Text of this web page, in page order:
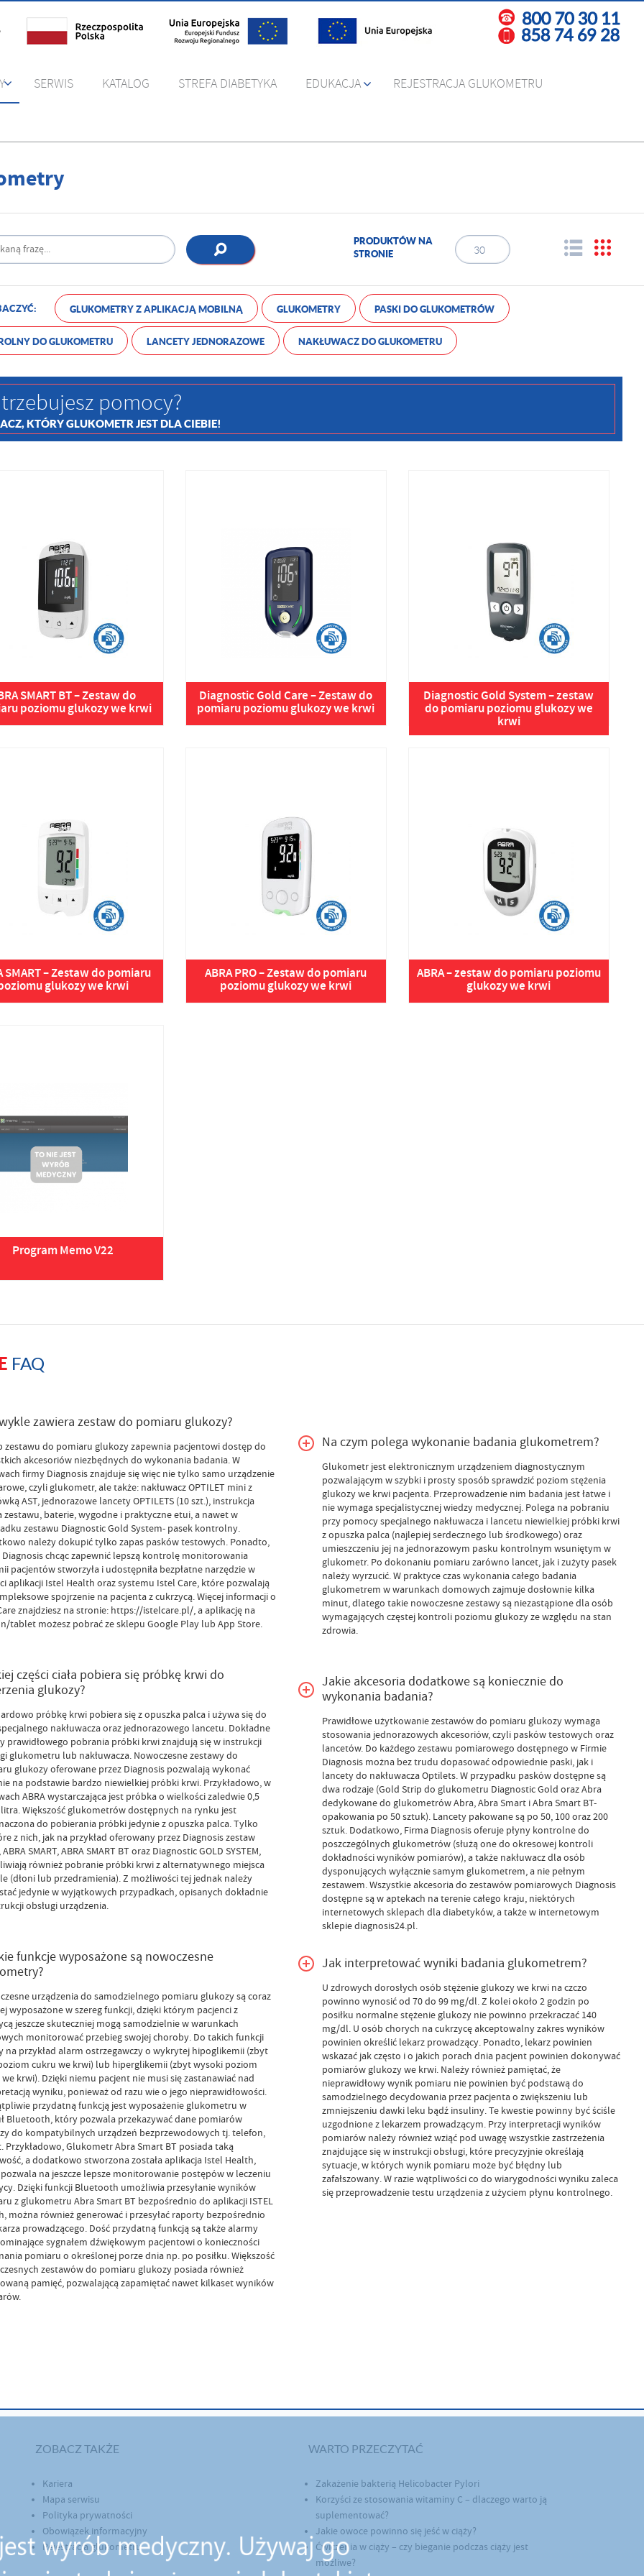
SERWIS KATALOG STREFA DIABETYKA EDUKACJA REJESTRACJA GLUKOMETRU
PRODUKTÓW NA
STRONIE
30
6
9
GLUKOMETRY Z APLIKACJĄ MOBILNĄ GLUKOMETRY PASKI DO GLUKOMETRÓW
DO GLUKOMETRU LANCETY JEDNORAZOWE NAKŁUWACZ DO GLUKOMETRU
pomocy?
KTÓRY GLUKOMETR JEST DLA CIEBIE!
SMART BT – Zestaw do
poziomu glukozy we krwi
Diagnostic Gold Care – Zestaw do
pomiaru poziomu glukozy we krwi
Diagnostic Gold System – zestaw
do pomiaru poziomu glukozy we
krwi
SMART – Zestaw do pomiaru
glukozy we krwi
ABRA PRO – Zestaw do pomiaru
poziomu glukozy we krwi
ABRA – zestaw do pomiaru poziomu
glukozy we krwi
Program Memo V22
FAQ
zawiera zestaw do pomiaru glukozy?
zestawu do pomiaru glukozy zapewnia pacjentowi dostęp do
akcesoriów niezbędnych do wykonania badania. W
firmy Diagnosis znajduje się więc nie tylko samo urządzenie
czyli glukometr, ale także: nakłuwacz OPTILET mini z
AST, jednorazowe lancety OPTILETS (10 szt.), instrukcja
zestawu, baterie, wygodne i praktyczne etui, a nawet w
zestawu Diagnostic Gold System- pasek kontrolny.
należy dokupić tylko zapas pasków testowych. Ponadto,
Diagnosis chcąc zapewnić lepszą kontrolę monitorowania
pacjentów stworzyła i udostępniła bezpłatne narzędzie w
aplikacji Istel Health oraz systemu Istel Care, które pozwalają
spojrzenie na pacjenta z cukrzycą. Więcej informacji o
znajdziesz na stronie: https://istelcare.pl/, a aplikację na
tablet możesz pobrać ze sklepu Google Play lub App Store.
części ciała pobiera się próbkę krwi do
glukozy?
próbkę krwi pobiera się z opuszka palca i używa się do
nakłuwacza oraz jednorazowego lancetu. Dokładne
prawidłowego pobrania próbki krwi znajdują się w instrukcji
glukometru lub nakłuwacza. Nowoczesne zestawy do
glukozy oferowane przez Diagnosis pozwalają wykonać
na podstawie bardzo niewielkiej próbki krwi. Przykładowo, w
ABRA wystarczająca jest próbka o wielkości zaledwie 0,5
Większość glukometrów dostępnych na rynku jest
do pobierania próbki jedynie z opuszka palca. Tylko
z nich, jak na przykład oferowany przez Diagnosis zestaw
ABRA SMART, ABRA SMART BT oraz Diagnostic GOLD SYSTEM,
również pobranie próbki krwi z alternatywnego miejsca
(dłoni lub przedramienia). Z możliwości tej jednak należy
jedynie w wyjątkowych przypadkach, opisanych dokładnie
obsługi urządzenia.
funkcje wyposażone są nowoczesne
urządzenia do samodzielnego pomiaru glukozy są coraz
wyposażone w szereg funkcji, dzięki którym pacjenci z
jeszcze skuteczniej mogą samodzielnie w warunkach
monitorować przebieg swojej choroby. Do takich funkcji
na przykład alarm ostrzegawczy o wykrytej hipoglikemii (zbyt
cukru we krwi) lub hiperglikemii (zbyt wysoki poziom
krwi). Dzięki niemu pacjent nie musi się zastanawiać nad
wyniku, ponieważ od razu wie o jego nieprawidłowości.
przydatną funkcją jest wyposażenie glukometru w
Bluetooth, który pozwala przekazywać dane pomiarów
do kompatybilnych urządzeń bezprzewodowych tj. telefon,
Przykładowo, Glukometr Abra Smart BT posiada taką
a dodatkowo stworzona została aplikacja Istel Health,
na jeszcze lepsze monitorowanie postępów w leczeniu
Dzięki funkcji Bluetooth umożliwia przesyłanie wyników
z glukometru Abra Smart BT bezpośrednio do aplikacji ISTEL
można również generować i przesyłać raporty bezpośrednio
prowadzącego. Dość przydatną funkcją są także alarmy
sygnałem dźwiękowym pacjentowi o konieczności
pomiaru o określonej porze dnia np. po posiłku. Większość
zestawów do pomiaru glukozy posiada również
pamięć, pozwalającą zapamiętać nawet kilkaset wyników
Na czym polega wykonanie badania glukometrem?
Glukometr jest elektronicznym urządzeniem diagnostycznym
pozwalającym w szybki i prosty sposób sprawdzić poziom stężenia
glukozy we krwi pacjenta. Przeprowadzenie nim badania jest łatwe i
nie wymaga specjalistycznej wiedzy medycznej. Polega na pobraniu
przy pomocy specjalnego nakłuwacza i lancetu niewielkiej próbki krwi
z opuszka palca (najlepiej serdecznego lub środkowego) oraz
umieszczeniu jej na jednorazowym pasku kontrolnym wsuniętym w
glukometr. Po dokonaniu pomiaru zarówno lancet, jak i zużyty pasek
należy wyrzucić. W praktyce czas wykonania całego badania
glukometrem w warunkach domowych zajmuje dosłownie kilka
minut, dlatego takie nowoczesne zestawy są niezastąpione dla osób
wymagających częstej kontroli poziomu glukozy ze względu na stan
zdrowia.
Jakie akcesoria dodatkowe są koniecznie do
wykonania badania?
Prawidłowe użytkowanie zestawów do pomiaru glukozy wymaga
stosowania jednorazowych akcesoriów, czyli pasków testowych oraz
lancetów. Do każdego zestawu pomiarowego dostępnego w Firmie
Diagnosis można bez trudu dopasować odpowiednie paski, jak i
lancety do nakłuwacza Optilets. W przypadku pasków dostępne są
dwa rodzaje (Gold Strip do glukometru Diagnostic Gold oraz Abra
dedykowane do glukometrów Abra, Abra Smart i Abra Smart BT-
opakowania po 50 sztuk). Lancety pakowane są po 50, 100 oraz 200
sztuk. Dodatkowo, Firma Diagnosis oferuje płyny kontrolne do
poszczególnych glukometrów (służą one do okresowej kontroli
dokładności wyników pomiarów), a także nakłuwacz dla osób
dysponujących wyłącznie samym glukometrem, a nie pełnym
zestawem. Wszystkie akcesoria do zestawów pomiarowych Diagnosis
dostępne są w aptekach na terenie całego kraju, niektórych
internetowych sklepach dla diabetyków, a także w internetowym
sklepie diagnosis24.pl.
Jak interpretować wyniki badania glukometrem?
U zdrowych dorosłych osób stężenie glukozy we krwi na czczo
powinno wynosić od 70 do 99 mg/dl. Z kolei około 2 godzin po
posiłku normalne stężenie glukozy nie powinno przekraczać 140
mg/dl. U osób chorych na cukrzycę akceptowalny zakres wyników
powinien określić lekarz prowadzący. Ponadto, lekarz powinien
wskazać jak często i o jakich porach dnia pacjent powinien dokonywać
pomiarów glukozy we krwi. Należy również pamiętać, że
nieprawidłowy wynik pomiaru nie powinien być podstawą do
samodzielnego decydowania przez pacjenta o zwiększeniu lub
zmniejszeniu dawki leku bądź insuliny. Te kwestie powinny być ściśle
uzgodnione z lekarzem prowadzącym. Przy interpretacji wyników
pomiarów należy również wziąć pod uwagę wszystkie zastrzeżenia
znajdujące się w instrukcji obsługi, które precyzyjnie określają
sytuacje, w których wynik pomiaru może być błędny lub
zafałszowany. W razie wątpliwości co do wiarygodności wyniku zaleca
się przeprowadzenie testu urządzenia z użyciem płynu kontrolnego.
ZOBACZ TAKŻE
Kariera
Mapa serwisu
Polityka prywatności
Obowiązek informacyjny
Rejestracja glukometru
WARTO PRZECZYTAĆ
Zakażenie bakterią Helicobacter Pylori
Korzyści ze stosowania witaminy C – dlaczego warto ją
suplementować?
Jakie owoce powinno się jeść w ciąży?
Ćwiczenia w ciąży – czy bieganie podczas ciąży jest
możliwe?